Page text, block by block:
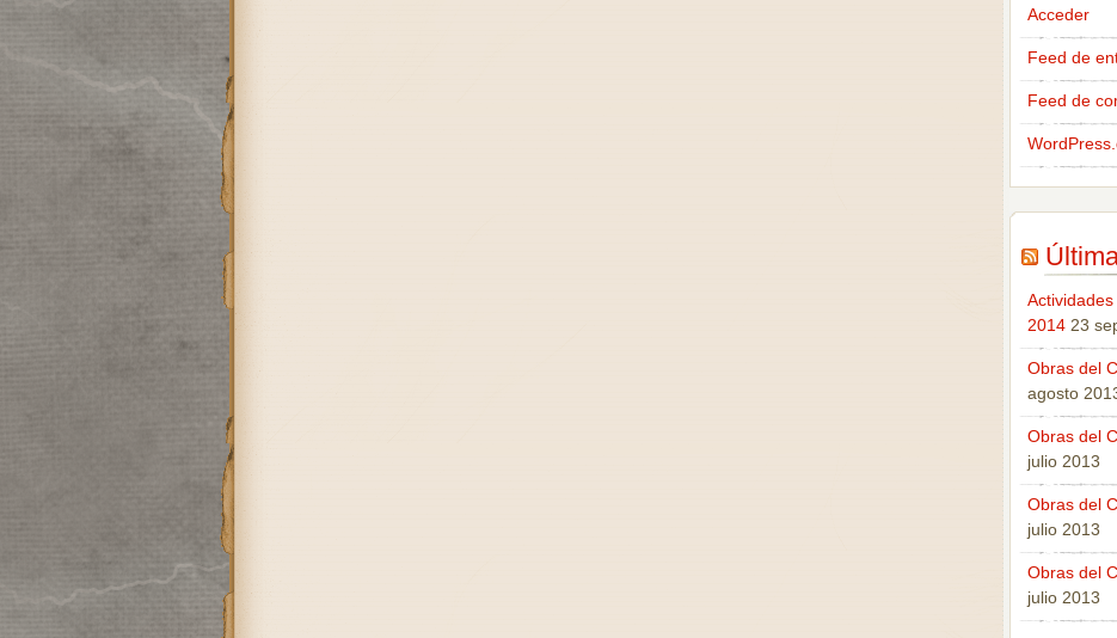
Acceder
Feed de
Feed de
2014 23
Obras del
agosto
Obras del
julio 2013
Obras del
julio 2013
Obras del
julio 2013